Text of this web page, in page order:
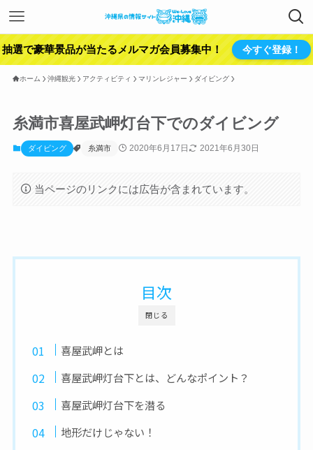
抽選で豪華景品が当たるメルマガ会員募集中！ 今すぐ登録！
ホーム 沖縄観光 アクティビティ マリンレジャー ダイビング
糸満市喜屋武岬灯台下でのダイビング
ダイビング 糸満市 2020年6月17日 2021年6月30日
当ページのリンクには広告が含まれています。
閉じる
目次
喜屋武岬とは
喜屋武岬灯台下とは、どんなポイント？
喜屋武岬灯台下を潜る
地形だけじゃない！